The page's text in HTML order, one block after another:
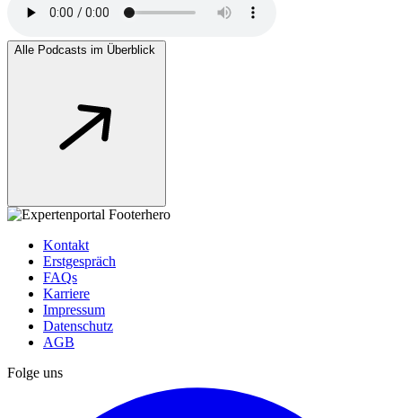
Alle Podcasts im Überblick
Kontakt
Erstgespräch
FAQs
Karriere
Impressum
Datenschutz
AGB
Folge uns